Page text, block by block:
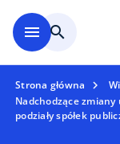
menu search
Strona główna
Nadchodzące
podziały spółek